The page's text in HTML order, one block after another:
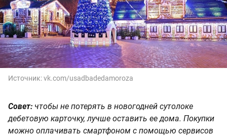
Источник:vk.com/usadbadedamoroza
Совет: чтобы не потерять в новогодней сутолоке
дебетовую карточку, лучше оставить ее дома. Покупки
можно оплачивать смартфоном с помощью сервисов